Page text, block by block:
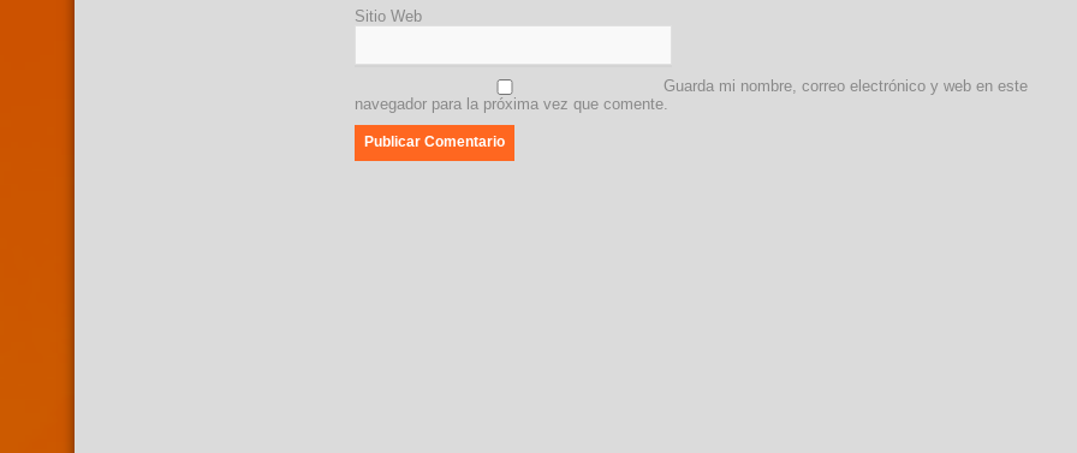
Sitio Web
Guarda mi nombre, correo electrónico y web en este
navegador para la próxima vez que comente.